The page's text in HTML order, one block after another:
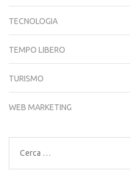
TECNOLOGIA
TEMPO LIBERO
TURISMO
WEB MARKETING
Ricerca
per: